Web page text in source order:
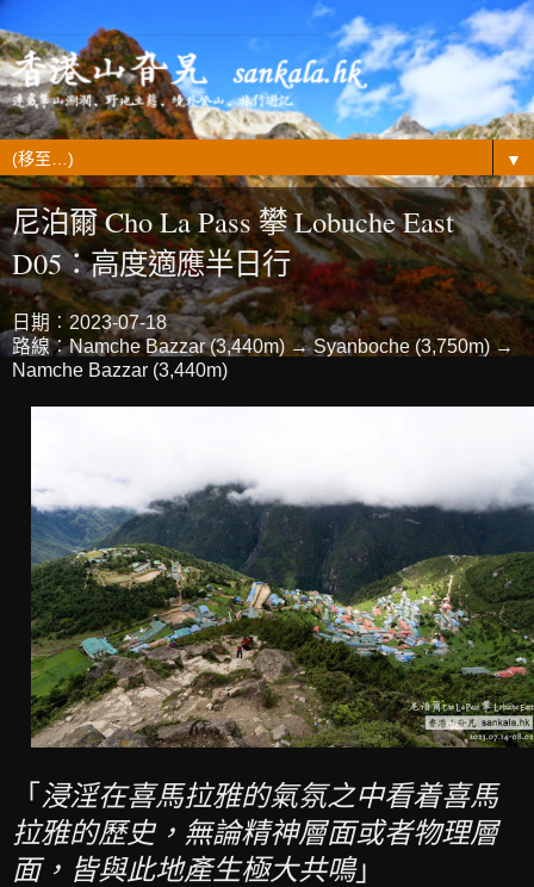
▼
尼泊爾 Cho La Pass 攀 Lobuche East
D05：高度適應半日行
日期︰2023-07-18
路線︰Namche Bazzar (3,440m) → Syanboche (3,750m) →
Namche Bazzar (3,440m)
「 浸淫在喜馬拉雅的氣氛之中看着喜馬
拉雅的歷史，無論精神層面或者物理層
面，皆與此地產生極大共鳴」